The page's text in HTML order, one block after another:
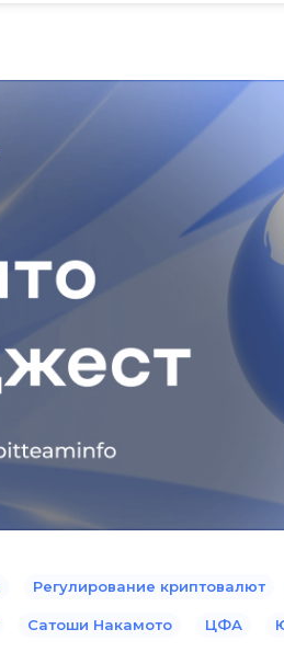
Регулирование криптовалют
Сатоши Накамото ЦФА